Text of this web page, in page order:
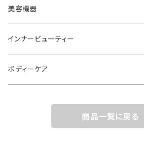
美容機器
インナービューティー
ボディーケア
商品一覧に戻る